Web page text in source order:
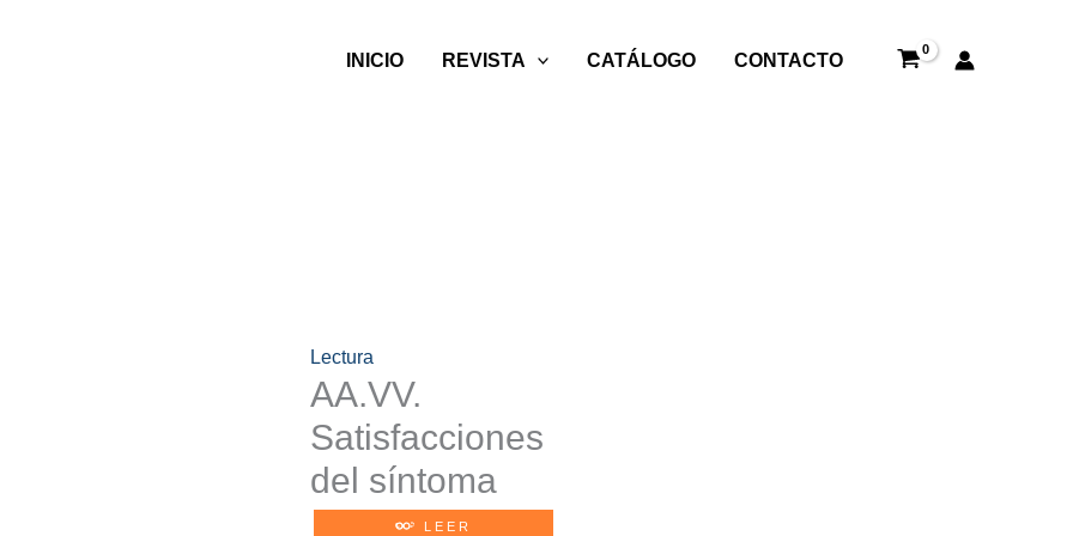
INICIO REVISTA CATÁLOGO CONTACTO
Lectura
AA.VV.
Satisfacciones
del síntoma
LEER